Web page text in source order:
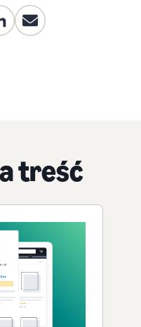
treść